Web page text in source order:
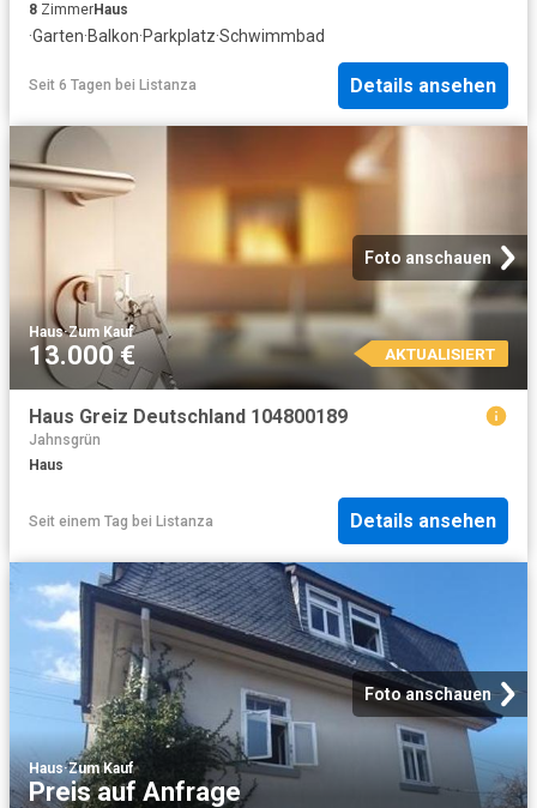
8 ZimmerHaus
·Garten·Balkon·Parkplatz·Schwimmbad
Seit 6 Tagen bei Listanza Details ansehen
Foto anschauen
Haus·Zum Kauf
13.000 € AKTUALISIERT
Haus Greiz Deutschland 104800189
Jahnsgrün
Haus
Seit einem Tag bei Listanza Details ansehen
Foto anschauen
Haus·Zum Kauf
Preis auf Anfrage